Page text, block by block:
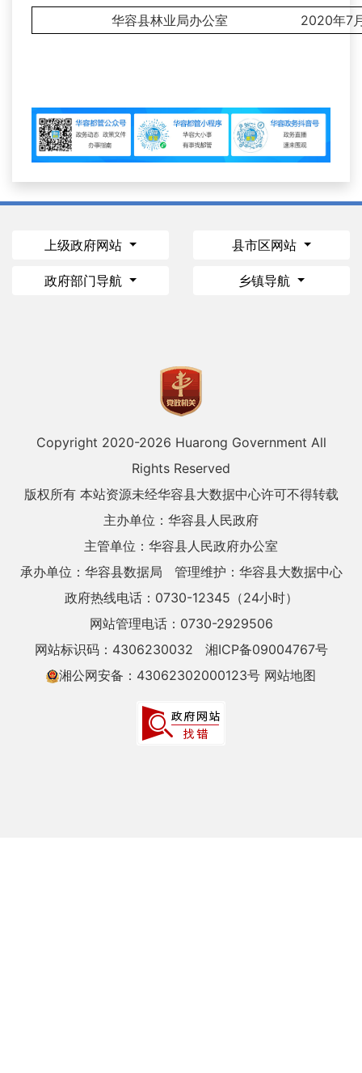
华容县林业局办公室 2020年7月
上级政府网站 县市区网站
政府部门导航 乡镇导航
Copyright 2020-2026 Huarong Government All
Rights Reserved
版权所有 本站资源未经华容县大数据中心许可不得转载
主办单位：华容县人民政府
主管单位：华容县人民政府办公室
承办单位：华容县数据局
管理维护：华容县大数据中心
政府热线电话：0730-12345（24小时）
网站管理电话：0730-2929506
网站标识码：4306230032
湘ICP备09004767号
湘公网安备：43062302000123号 网站地图